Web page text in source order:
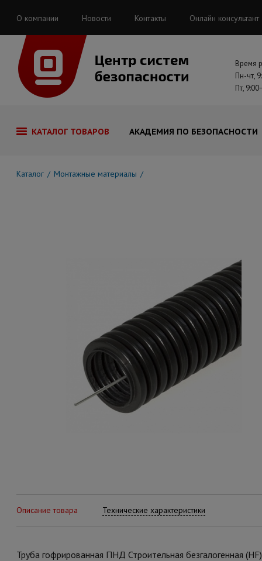
О компании Новости Контакты Онлайн консультант
Время
Пн-чт,
Пт,
КАТАЛОГ ТОВАРОВ АКАДЕМИЯ ПО БЕЗОПАСНОСТИ
Каталог Монтажные материалы
Описание товара Технические характеристики
Труба гофрированная ПНД Строительная безгалогенная